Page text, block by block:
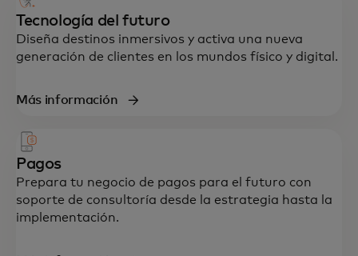
Tecnología del futuro
Diseña destinos inmersivos y activa una nueva
generación de clientes en los mundos físico y digital.
Más información
Pagos
Prepara tu negocio de pagos para el futuro con
soporte de consultoría desde la estrategia hasta la
implementación.